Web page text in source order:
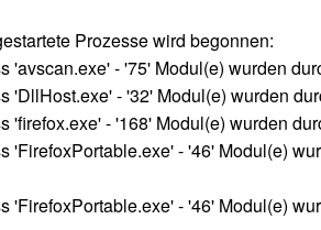
Prozesse wird begonnen:
'avscan.exe' - '75' Modul(e) wurden
'DllHost.exe' - '32' Modul(e) wurden
'firefox.exe' - '168' Modul(e) wurden
'FirefoxPortable.exe' - '46' Modul(e)
'FirefoxPortable.exe' - '46' Modul(e)